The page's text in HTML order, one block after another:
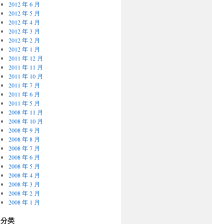
2012 年 6 月
2012 年 5 月
2012 年 4 月
2012 年 3 月
2012 年 2 月
2012 年 1 月
2011 年 12 月
2011 年 11 月
2011 年 10 月
2011 年 7 月
2011 年 6 月
2011 年 5 月
2008 年 11 月
2008 年 10 月
2008 年 9 月
2008 年 8 月
2008 年 7 月
2008 年 6 月
2008 年 5 月
2008 年 4 月
2008 年 3 月
2008 年 2 月
2008 年 1 月
分类